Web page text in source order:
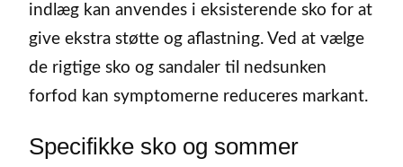
indlæg kan anvendes i eksisterende sko for at
give ekstra støtte og aflastning. Ved at vælge
de rigtige sko og sandaler til nedsunken
forfod kan symptomerne reduceres markant.
Specifikke sko og sommer